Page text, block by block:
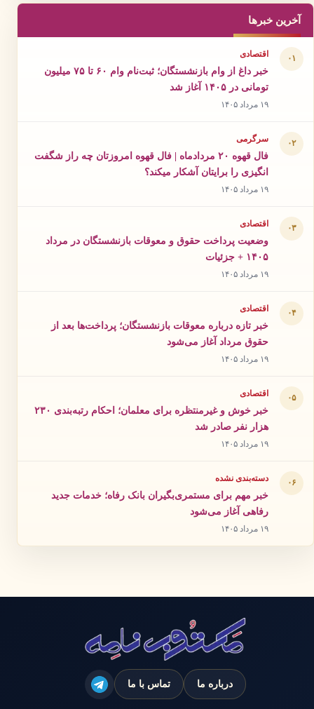
آخرین خبرها
۰۱ اقتصادی
خبر داغ از وام بازنشستگان؛ ثبت‌نام وام ۶۰ تا ۷۵ میلیون
تومانی در ۱۴۰۵ آغاز شد
۱۹ مرداد ۱۴۰۵
۰۲ سرگرمی
فال قهوه ۲۰ مردادماه | فال قهوه امروزتان چه راز شگفت
انگیزی را برایتان آشکار میکند؟
۱۹ مرداد ۱۴۰۵
۰۳ اقتصادی
وضعیت پرداخت حقوق و معوقات بازنشستگان در مرداد
۱۴۰۵ + جزئیات
۱۹ مرداد ۱۴۰۵
۰۴ اقتصادی
خبر تازه درباره معوقات بازنشستگان؛ پرداخت‌ها بعد از
حقوق مرداد آغاز می‌شود
۱۹ مرداد ۱۴۰۵
۰۵ اقتصادی
خبر خوش و غیرمنتظره برای معلمان؛ احکام رتبه‌بندی ۲۳۰
هزار نفر صادر شد
۱۹ مرداد ۱۴۰۵
۰۶ دسته‌بندی نشده
خبر مهم برای مستمری‌بگیران بانک رفاه؛ خدمات جدید
رفاهی آغاز می‌شود
۱۹ مرداد ۱۴۰۵
درباره ما تماس با ما